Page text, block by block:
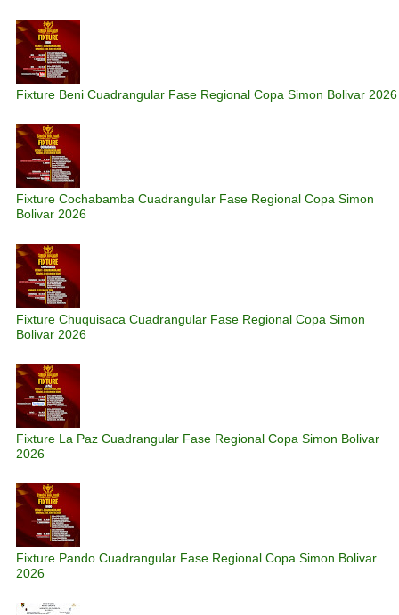
Fixture Beni Cuadrangular Fase Regional Copa Simon Bolivar 2026
Fixture Cochabamba Cuadrangular Fase Regional Copa Simon
Bolivar 2026
Fixture Chuquisaca Cuadrangular Fase Regional Copa Simon
Bolivar 2026
Fixture La Paz Cuadrangular Fase Regional Copa Simon Bolivar
2026
Fixture Pando Cuadrangular Fase Regional Copa Simon Bolivar
2026